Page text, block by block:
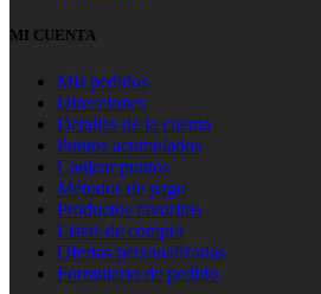
MI CUENTA
Mis pedidos
Direcciones
Detalles de la cuenta
Puntos acumulados
Canjear puntos
Métodos de pago
Productos favoritos
Listas de compra
Ofertas personalizadas
Formulario de pedido